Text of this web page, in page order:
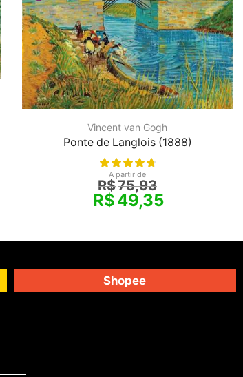
Vincent van Gogh
Ponte de Langlois (1888)
A partir de
R$75,93
R$49,35
Shopee